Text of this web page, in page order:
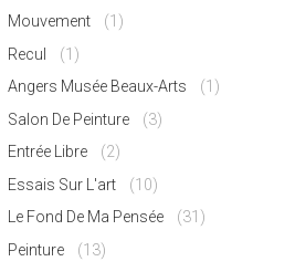
Mouvement
(1)
Recul
(1)
Angers Musée Beaux-Arts
(1)
Salon De Peinture
(3)
Entrée Libre
(2)
Essais Sur L'art
(10)
Le Fond De Ma Pensée
(31)
Peinture
(13)